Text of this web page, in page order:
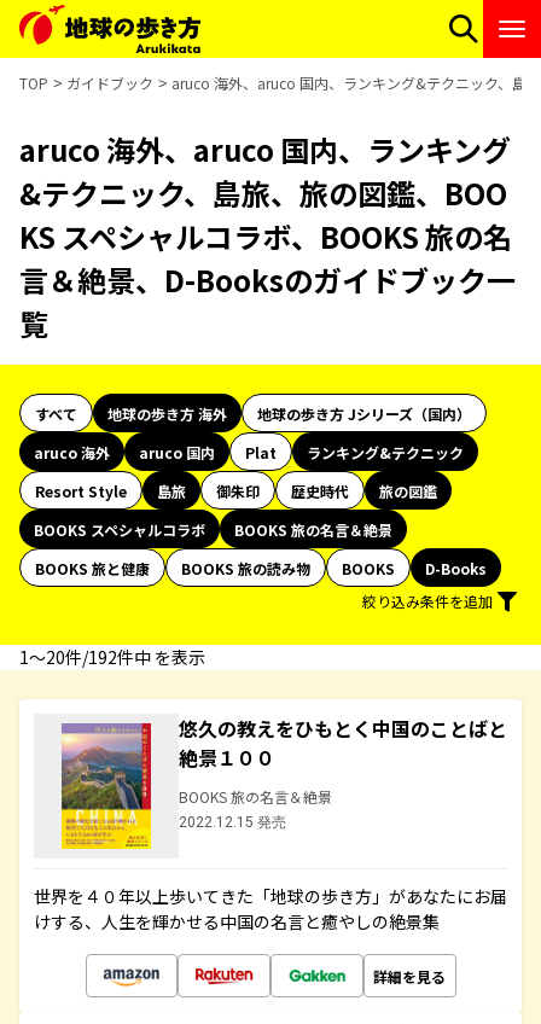
TOP ガイドブック aruco 海外、aruco 国内、ランキング&テクニック、島
aruco 海外、aruco 国内、ランキング
&テクニック、島旅、旅の図鑑、BOO
KS スペシャルコラボ、BOOKS 旅の名
言＆絶景、D-Booksのガイドブック一
覧
すべて 地球の歩き方 海外
地球の歩き方 Jシリーズ（国内）
aruco 海外
aruco 国内 Plat
ランキング&テクニック
Resort Style
島旅 御朱印 歴史時代
旅の図鑑
BOOKS スペシャルコラボ
BOOKS 旅の名言＆絶景
BOOKS 旅と健康
BOOKS 旅の読み物 BOOKS
D-Books
絞り込み条件を追加
1〜20件/192件中 を表示
悠久の教えをひもとく中国のことばと
絶景１００
BOOKS 旅の名言＆絶景
2022.12.15 発売
世界を４０年以上歩いてきた「地球の歩き方」があなたにお届
けする、人生を輝かせる中国の名言と癒やしの絶景集
詳細を見る